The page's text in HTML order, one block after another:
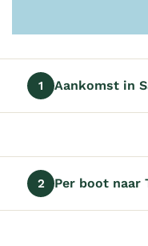
1 Aankomst in
2 Per boot naar